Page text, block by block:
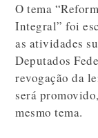
O tema
Integral” foi
as atividades
Deputados
revogação da
será
mesmo tema.